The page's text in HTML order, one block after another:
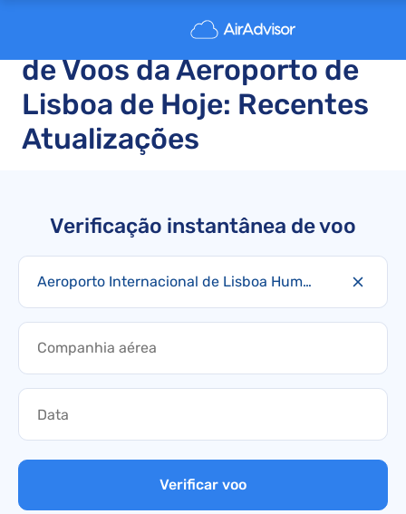
Atrasos e Cancelamentos
de Voos da Aeroporto de
Lisboa de Hoje: Recentes
Atualizações
Verificação instantânea de voo
Aeroporto Internacional de Lisboa Humberto Delgado
Verificar voo